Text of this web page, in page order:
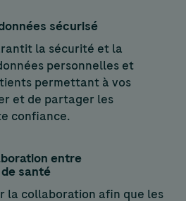
sécurisé
la sécurité et la
personnelles et
permettant à vos
et de partager les
confiance.
entre
santé
la collaboration afin que les